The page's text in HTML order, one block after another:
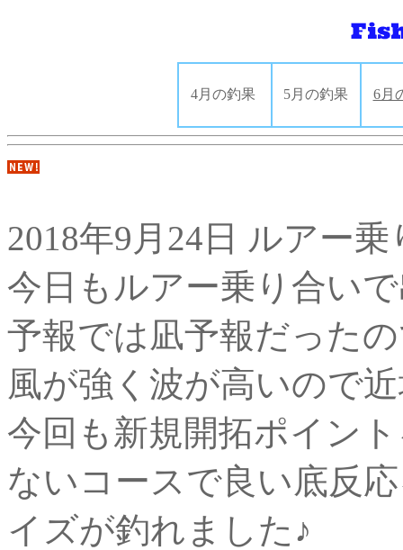
4月の釣果 5月の釣果 6月
2018年9月24日 ルアー乗
今日もルアー乗り合い
予報では凪予報だった
風が強く波が高いので
今回も新規開拓ポイン
ないコースで良い底反
イズが釣れました♪